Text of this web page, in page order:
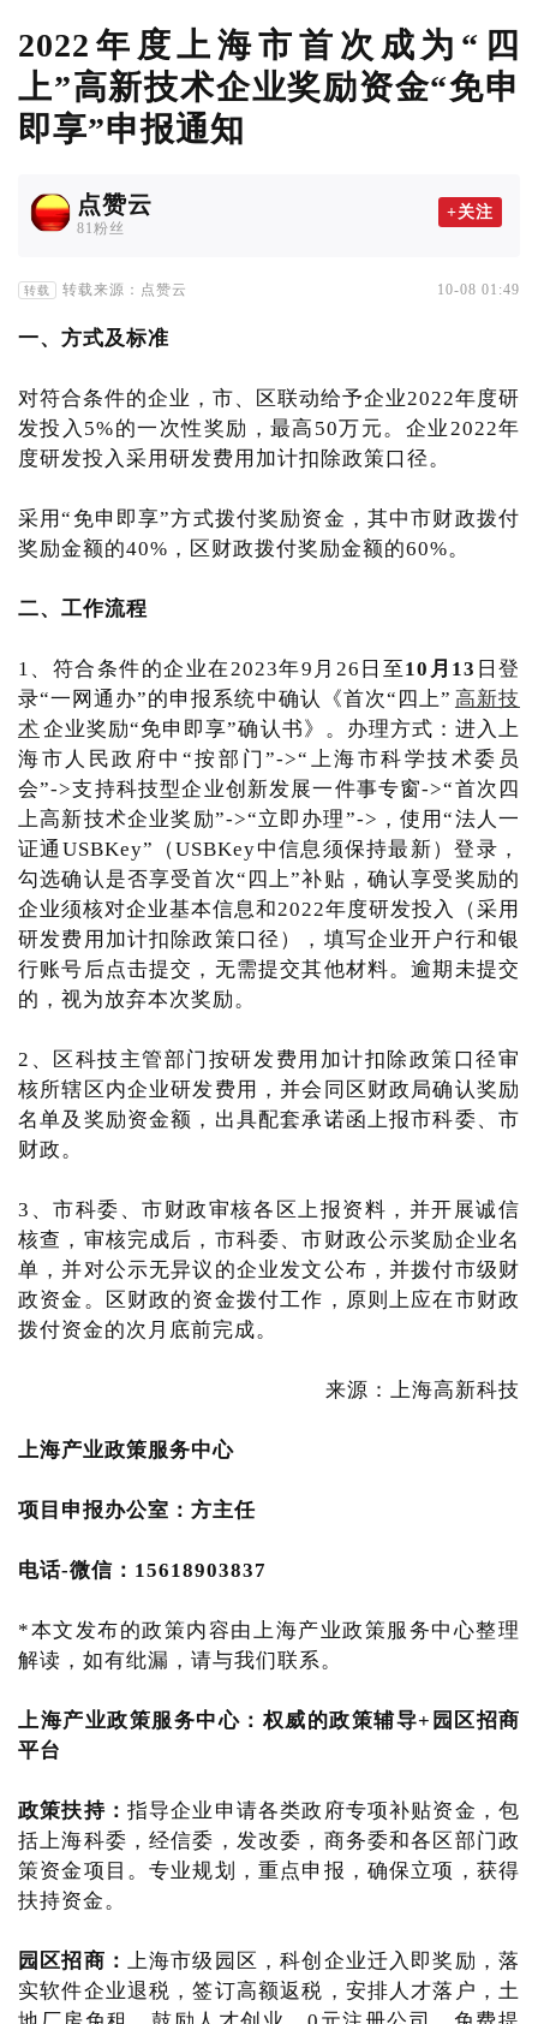
2022年度上海市首次成为“四
上”高新技术企业奖励资金“免申
即享”申报通知
点赞云
81粉丝
+关注
转载 转载来源：点赞云 10-08 01:49
一、方式及标准
对符合条件的企业，市、区联动给予企业2022年度研
发投入5%的一次性奖励，最高50万元。企业2022年
度研发投入采用研发费用加计扣除政策口径。
采用“免申即享”方式拨付奖励资金，其中市财政拨付
奖励金额的40%，区财政拨付奖励金额的60%。
二、工作流程
1、符合条件的企业在2023年9月26日至10月13 日登
录“一网通办”的申报系统中确认《首次“四上” 高新技
术 企业奖励“免申即享”确认书》。办理方式：进入上
海市人民政府中“按部门”->“上海市科学技术委员
会”->支持科技型企业创新发展一件事专窗->“首次四
上高新技术企业奖励”->“立即办理”->，使用“法人一
证通USBKey”（USBKey中信息须保持最新）登录，
勾选确认是否享受首次“四上”补贴，确认享受奖励的
企业须核对企业基本信息和2022年度研发投入（采用
研发费用加计扣除政策口径），填写企业开户行和银
行账号后点击提交，无需提交其他材料。逾期未提交
的，视为放弃本次奖励。
2、区科技主管部门按研发费用加计扣除政策口径审
核所辖区内企业研发费用，并会同区财政局确认奖励
名单及奖励资金额，出具配套承诺函上报市科委、市
财政。
3、市科委、市财政审核各区上报资料，并开展诚信
核查，审核完成后，市科委、市财政公示奖励企业名
单，并对公示无异议的企业发文公布，并拨付市级财
政资金。区财政的资金拨付工作，原则上应在市财政
拨付资金的次月底前完成。
来源：上海高新科技
上海产业政策服务中心
项目申报办公室：方主任
电话-微信：15618903837
*本文发布的政策内容由上海产业政策服务中心整理
解读，如有纰漏，请与我们联系。
上海产业政策服务中心 ：权威的政策辅导+园区招商
平台
政策扶持： 指导企业申请各类政府专项补贴资金，包
括上海科委，经信委，发改委，商务委和各区部门政
策资金项目。专业规划，重点申报，确保立项，获得
扶持资金。
园区招商： 上海市级园区，科创企业迁入即奖励，落
实软件企业退税，签订高额返税，安排人才落户，土